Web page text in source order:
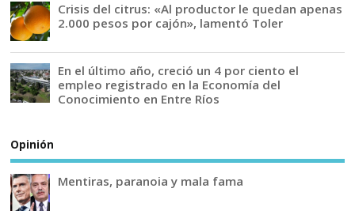
Crisis del citrus: «Al productor le quedan apenas
2.000 pesos por cajón», lamentó Toler
En el último año, creció un 4 por ciento el
empleo registrado en la Economía del
Conocimiento en Entre Ríos
Opinión
Mentiras, paranoia y mala fama